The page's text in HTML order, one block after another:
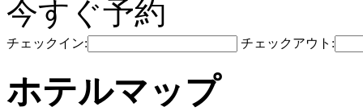
今すぐ予約
チェックイン: チェックアウト:
ホテルマップ